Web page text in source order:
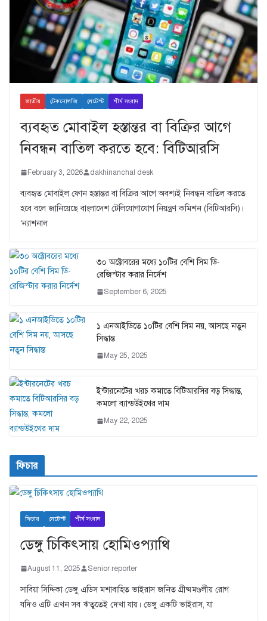
জাতীয় টেকনোলজি লেটেস্ট শীর্ষ সংবাদ
ব্যবহৃত মোবাইল হস্তান্তর বা বিক্রির আগে
নিবন্ধন বাতিল করতে হবে: বিটিআরসি
February 3, 2026 dakhinanchal desk
ব্যবহৃত মোবাইল ফোন হস্তান্তর বা বিক্রির আগে অবশ্যই নিবন্ধন বাতিল করতে
হবে বলে জানিয়েছে বাংলাদেশ টেলিযোগাযোগ নিয়ন্ত্রণ কমিশন (বিটিআরসি)।
‘ন্যাশনাল
৩০ অক্টোবরের মধ্যে ১০টির বেশি সিম ডি-
রেজিস্টার করার নির্দেশ
September 6, 2025
১ এনআইডিতে ১০টির বেশি সিম নয়, আসছে নতুন
সিদ্ধান্ত
May 25, 2025
ইন্টারনেটের খরচ কমাতে বিটিআরসির বড় সিদ্ধান্ত,
কমলো ব্যান্ডউইথের দাম
May 22, 2025
ফিচার
ফিচার লেটেস্ট শীর্ষ সংবাদ
ডেঙ্গু চিকিৎসায় হোমিওপ্যাথি
August 11, 2025 Senior reporter
সাবিয়া সিদ্দিকা ডেঙ্গু এডিস মশাবাহিত ভাইরাস জনিত গ্রীষ্মমণ্ডলীয় রোগ
যদিও এটি এখন সব ঋতুতেই দেখা যায়। ডেঙ্গু একটি ভাইরাস, যা